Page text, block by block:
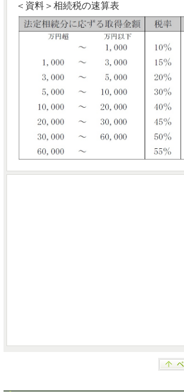
＜資料＞相続税の速算表